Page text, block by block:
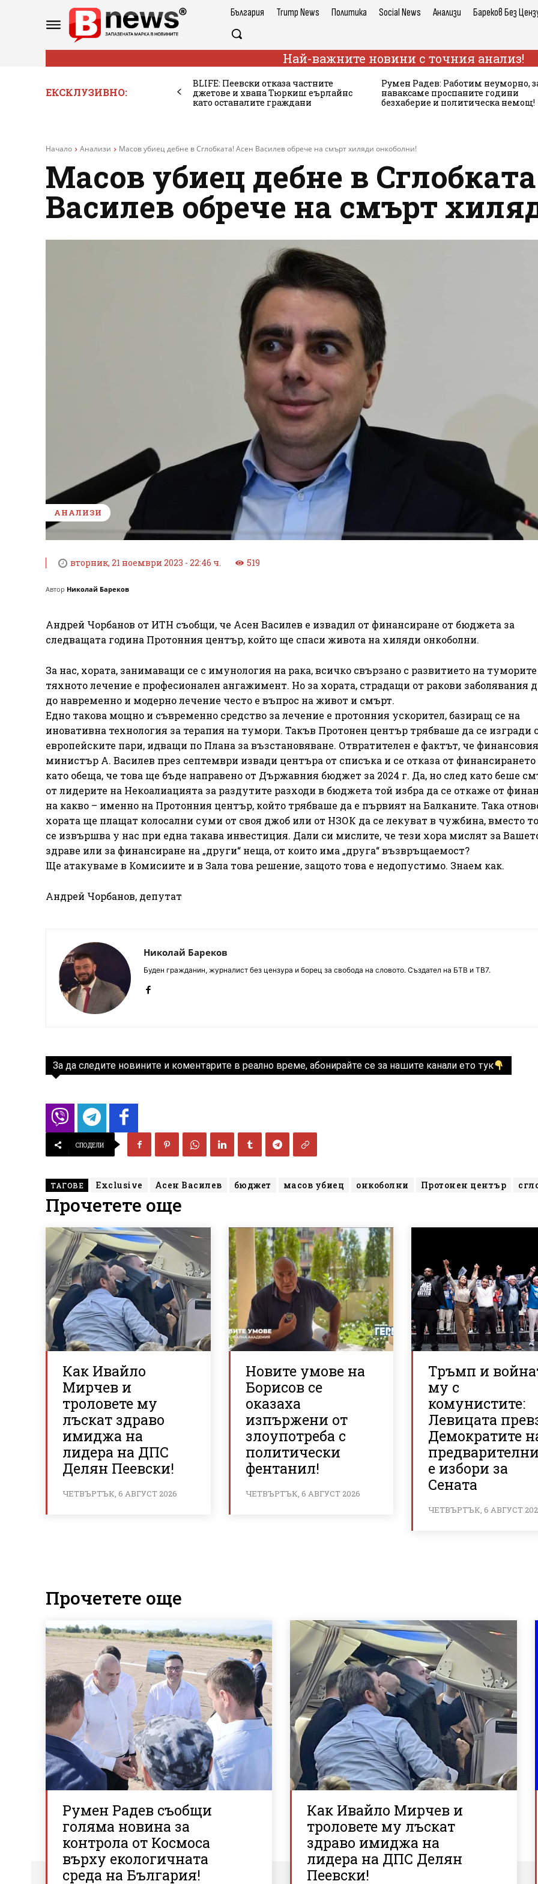
България Trump News Политика Social News Анализи Бареков Без
Най-важните новини с точния анализ!
ЕКСКЛУЗИВНО:
BLIFE: Пеевски отказа частните
джетове и хвана Тюркиш еърлайнс
като останалите граждани
Румен Радев: Работим неуморно,
наваксаме проспаните години
безхаберие и политическа немощ!
Начало Анализи Масов убиец дебне в Сглобката! Асен Василев обрече на смърт хиляди онкоболни!
Масов убиец дебне в
Василев обрече на смърт
АНАЛИЗИ
вторник, 21 ноември 2023 - 22:46 ч. 519
Автор Николай Бареков
Андрей Чорбанов от ИТН съобщи, че Асен Василев е извадил от финансиране от бюджета за
следващата година Протонния център, който ще спаси живота на хиляди онкоболни.
За нас, хората, занимаващи се с имунология на рака, всичко свързано с развитието на
тяхното лечение е професионален ангажимент. Но за хората, страдащи от ракови заболявания
до навременно и модерно лечение често е въпрос на живот и смърт.
Едно такова мощно и съвременно средство за лечение е протонния ускорител, базиращ се на
иновативна технология за терапия на тумори. Такъв Протонен център трябваше да се изгради
европейските пари, идващи по Плана за възстановяване. Отвратителен е фактът, че
министър А. Василев през септември извади центъра от списъка и се отказа от
като обеща, че това ще бъде направено от Държавния бюджет за 2024 г. Да, но след като беше
от лидерите на Некоалиацията за раздутите разходи в бюджета той избра да се откаже от
на какво – именно на Протонния център, който трябваше да е първият на Балканите. Така
хората ще плащат колосални суми от своя джоб или от НЗОК да се лекуват в чужбина, вместо
се извършва у нас при една такава инвестиция. Дали си мислите, че тези хора мислят за
здраве или за финансиране на „други“ неща, от които има „друга“ възвръщаемост?
Ще атакуваме в Комисиите и в Зала това решение, защото това е недопустимо. Знаем как.
Андрей Чорбанов, депутат
Николай Бареков
Буден гражданин, журналист без цензура и борец за свобода на словото. Създател на БТВ и ТВ7.
За да следите новините и коментарите в реално време, абонирайте се за нашите канали ето тук
СПОДЕЛИ
ТАГОВЕ Exclusive Асен Василев бюджет масов убиец онкоболни Протонен център
Прочетете още
Как Ивайло
Мирчев и
троловете му
лъскат здраво
имиджа на
лидера на ДПС
Делян Пеевски!
ЧЕТВЪРТЪК, 6 АВГУСТ 2026
Новите умове на
Борисов се
оказаха
изпържени от
злоупотреба с
политически
фентанил!
ЧЕТВЪРТЪК, 6 АВГУСТ 2026
Тръмп и
му с
комунистите:
Левицата
Демократите
е избори за
Сената
ЧЕТВЪРТЪК, 6 АВГУСТ
Прочетете още
Румен Радев съобщи
голяма новина за
контрола от Космоса
върху екологичната
среда на България!
Как Ивайло Мирчев и
троловете му лъскат
здраво имиджа на
лидера на ДПС Делян
Пеевски!